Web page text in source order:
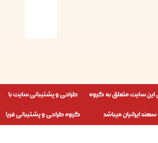
سایت متعلق به گروه
ایرانیان میباشد
طراحی و پشتیبانی سایت با
گروه طراحی و پشتیبانی فریا